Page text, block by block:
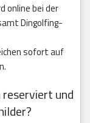
online bei der
Dingolfing-
sofort auf
reserviert und